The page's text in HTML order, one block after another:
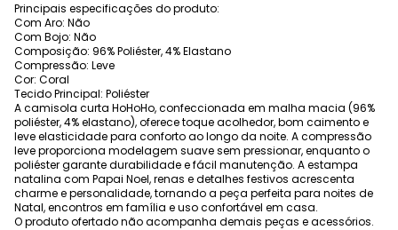
Principais especificações do produto:
Com Aro: Não
Com Bojo: Não
Composição: 96% Poliéster, 4% Elastano
Compressão: Leve
Cor: Coral
Tecido Principal: Poliéster
A camisola curta HoHoHo, confeccionada em malha macia (96%
poliéster, 4% elastano), oferece toque acolhedor, bom caimento e
leve elasticidade para conforto ao longo da noite. A compressão
leve proporciona modelagem suave sem pressionar, enquanto o
poliéster garante durabilidade e fácil manutenção. A estampa
natalina com Papai Noel, renas e detalhes festivos acrescenta
charme e personalidade, tornando a peça perfeita para noites de
Natal, encontros em família e uso confortável em casa.
O produto ofertado não acompanha demais peças e acessórios.